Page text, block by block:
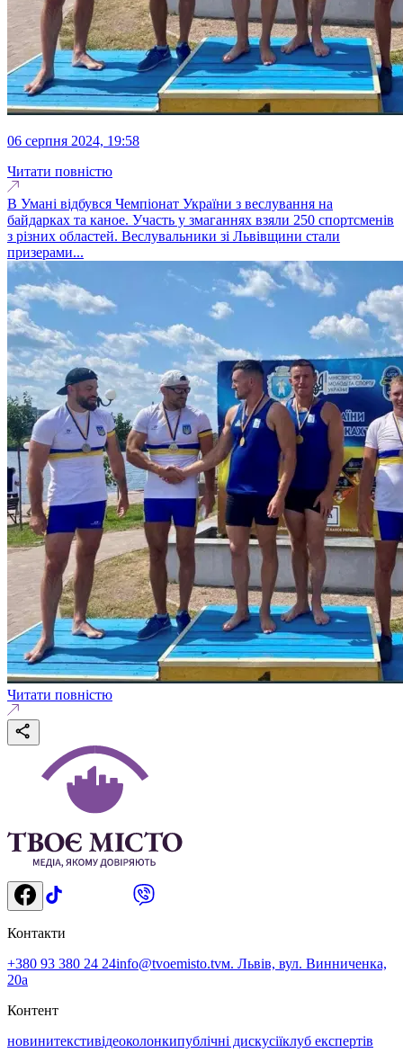
06 серпня 2024, 19:58
Читати повністю
В Умані відбувся Чемпіонат України з веслування на
байдарках та каное. Участь у змаганнях взяли 250 спортсменів
з різних областей. Веслувальники зі Львівщини стали
призерами...
Читати повністю
Контакти
+380 93 380 24 24info@tvoemisto.tvм. Львів, вул. Винниченка,
20а
Контент
новинитекстивідеоколонкипублічні дискусіїклуб експертів